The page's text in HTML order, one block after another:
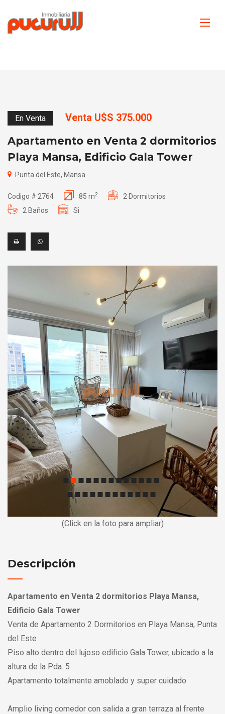
En Venta Venta U$S 375.000
Apartamento en Venta 2 dormitorios
Playa Mansa, Edificio Gala Tower
Punta del Este, Mansa.
Codigo # 2764 85 m2
2 Dormitorios
2 Baños
Si
(Click en la foto para ampliar)
Descripción
Apartamento en Venta 2 dormitorios Playa Mansa,
Edificio Gala Tower
Venta de Apartamento 2 Dormitorios en Playa Mansa, Punta
del Este
Piso alto dentro del lujoso edificio Gala Tower, ubicado a la
altura de la Pda. 5
Apartamento totalmente amoblado y super cuidado
Amplio living comedor con salida a gran terraza al frente